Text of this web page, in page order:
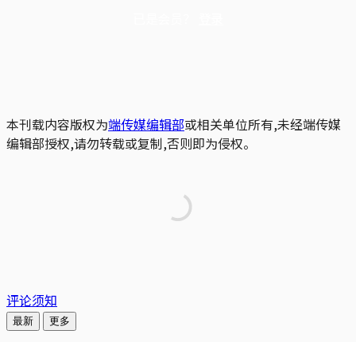
本刊载内容版权为端传媒编辑部或相关单位所有,未经端传媒
编辑部授权,请勿转载或复制,否则即为侵权。
评论须知
最新 更多